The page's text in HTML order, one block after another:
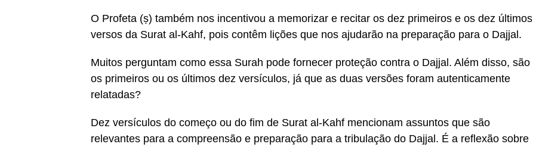
O Profeta (ṣ) também nos incentivou a memorizar e recitar os dez primeiros e os dez últimos
versos da Surat al-Kahf, pois contêm lições que nos ajudarão na preparação para o Dajjal.
Muitos perguntam como essa Surah pode fornecer proteção contra o Dajjal. Além disso, são
os primeiros ou os últimos dez versículos, já que as duas versões foram autenticamente
relatadas?
Dez versículos do começo ou do fim de Surat al-Kahf mencionam assuntos que são
relevantes para a compreensão e preparação para a tribulação do Dajjal. É a reflexão sobre